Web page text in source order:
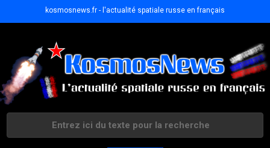
kosmosnews.fr - l'actualité spatiale russe en français